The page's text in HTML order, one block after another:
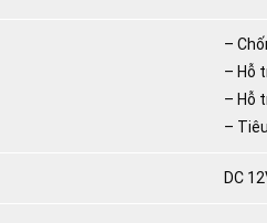
–
– Hỗ
– Hỗ
–
DC